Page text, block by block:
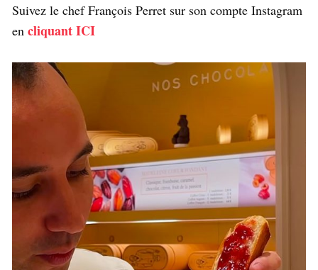
Suivez le chef François Perret sur son compte Instagram
en cliquant ICI